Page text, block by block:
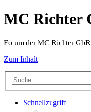
MC Richter
Forum der MC Richter GbR
Zum Inhalt
Schnellzugriff